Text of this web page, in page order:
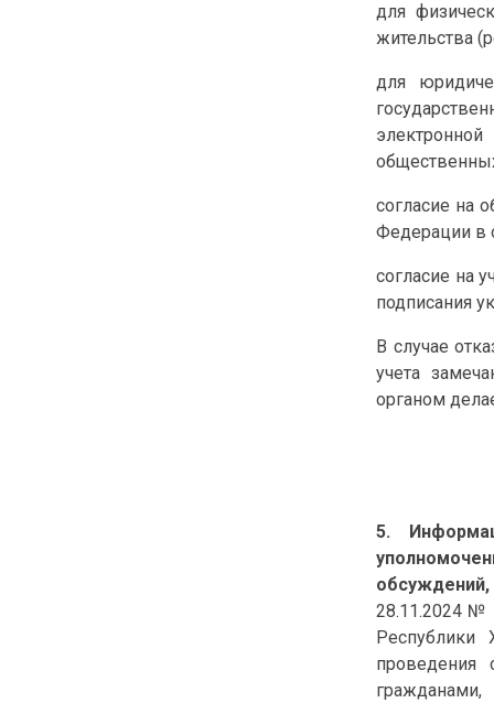
для
жительства
для
согласие на
Федерации в
согласие на
подписания
В случае
учета
органом
5.
28.11.2024 №
проведения